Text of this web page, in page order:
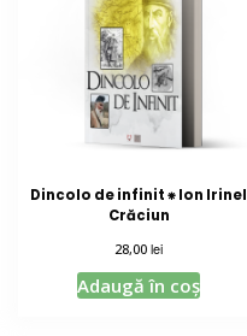
Dincolo de infinit ⁕ Ion Irinel
Crăciun
28,00lei
Adaugă în coș